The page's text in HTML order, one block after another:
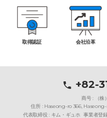
取得認証 会社沿革
+82-
商号 : （株
住所 : Haseong-ro 366,
代表取締役 : キム・ギュホ 事業者登